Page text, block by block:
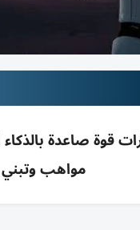
قوة صاعدة
مواهب